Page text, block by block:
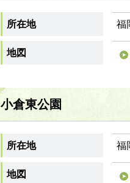
所在地 福
地図
小倉東公園
所在地 福
地図